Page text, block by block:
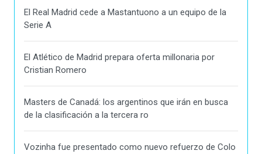
El Real Madrid cede a Mastantuono a un equipo de la
Serie A
El Atlético de Madrid prepara oferta millonaria por
Cristian Romero
Masters de Canadá: los argentinos que irán en busca
de la clasificación a la tercera ro
Vozinha fue presentado como nuevo refuerzo de Colo